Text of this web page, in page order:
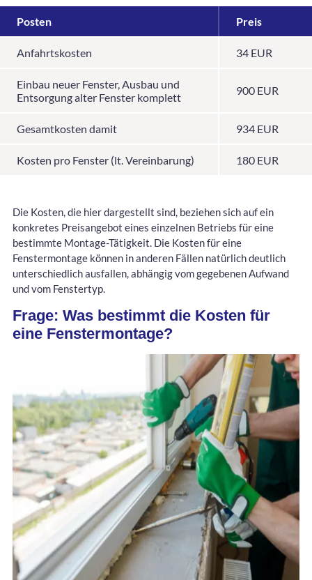
Posten Preis
Anfahrtskosten 34 EUR
Einbau neuer Fenster, Ausbau und
Entsorgung alter Fenster komplett
900 EUR
Gesamtkosten damit 934 EUR
Kosten pro Fenster (lt. Vereinbarung) 180 EUR
Die Kosten, die hier dargestellt sind, beziehen sich auf ein
konkretes Preisangebot eines einzelnen Betriebs für eine
bestimmte Montage-Tätigkeit. Die Kosten für eine
Fenstermontage können in anderen Fällen natürlich deutlich
unterschiedlich ausfallen, abhängig vom gegebenen Aufwand
und vom Fenstertyp.
Frage: Was bestimmt die Kosten für
eine Fenstermontage?